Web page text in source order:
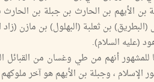
الأيهم بن الحارث بن جبلة بن
بن ثعلبة (البهلول) بن مازن
(عليه السلام).
أنهم من طي وغسان من القبائل
الإسلام ، وجبلة بن الأيهم هو آخر